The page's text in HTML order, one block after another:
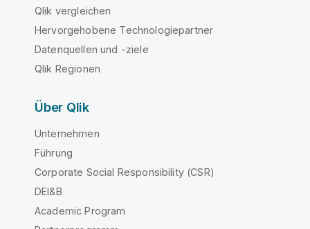
Qlik vergleichen
Hervorgehobene Technologiepartner
Datenquellen und -ziele
Qlik Regionen
Über Qlik
Unternehmen
Führung
Corporate Social Responsibility (CSR)
DEI&B
Academic Program